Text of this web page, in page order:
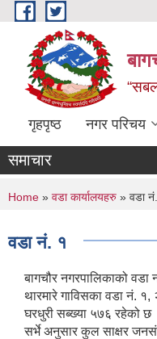
Skip to main content
गृहपृष्ठ नगर परिचय
समाचार
You are here
Home » वडा ‍कार्यालयहरु » वडा
वडा नं. १
बागचौर नगरपालिकाको वडा
थारमारे गाविसका वडा नं.
घरधुरी सब्ख्या ५७६ रहेको
सर्भे अनुसार कुल साक्षर